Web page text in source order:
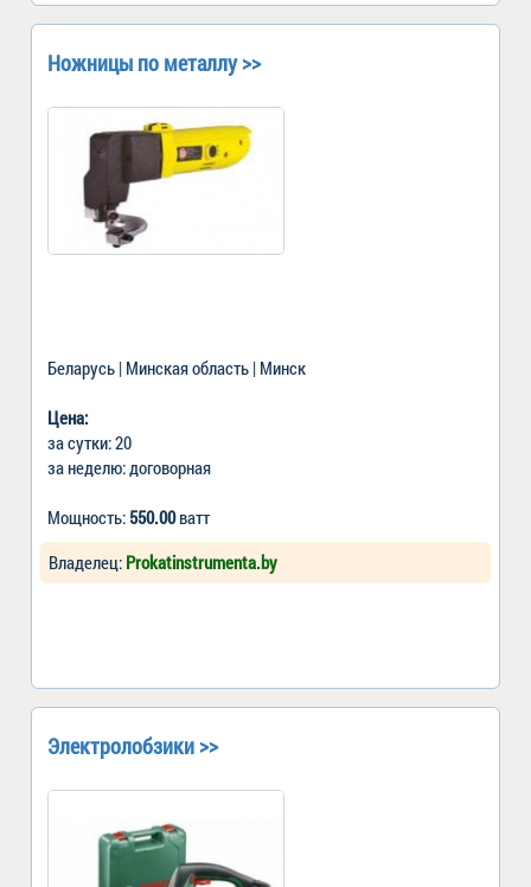
Ножницы по металлу >>
Беларусь | Минская область | Минск
Цена:
за сутки: 20
за неделю: договорная
Мощность: 550.00ватт
Владелец: Prokatinstrumenta.by
Электролобзики >>